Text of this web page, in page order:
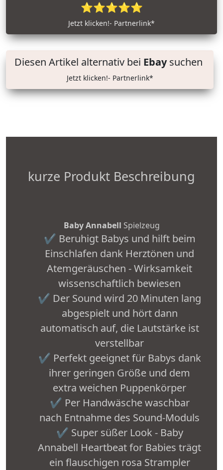
⭐⭐⭐⭐⭐
Jetzt klicken!- Partnerlink*
Diesen Artikel alternativ bei Ebaysuchen
Jetzt klicken!- Partnerlink*
kurze Produkt Beschreibung
Baby Annabell Spielzeug
✔ Beruhigt Babys und hilft beim
Einschlafen dank Herztönen und
Atemgeräuschen - Wirksamkeit
wissenschaftlich bewiesen
✔ Der Sound wird 20 Minuten lang
abgespielt und hört dann
automatisch auf, die Lautstärke ist
verstellbar
✔ Perfekt geeignet für Babys dank
ihrer geringen Größe und dem
extra weichen Puppenkörper
✔ Per Handwäsche waschbar
nach Entnahme des Sound-Moduls
✔ Super süßer Look - Baby
Annabell Heartbeat for Babies trägt
ein flauschigen rosa Strampler